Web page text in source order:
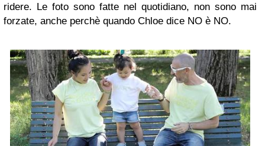
ridere. Le foto sono fatte nel quotidiano, non sono mai
forzate, anche perchè quando Chloe dice NO è NO.